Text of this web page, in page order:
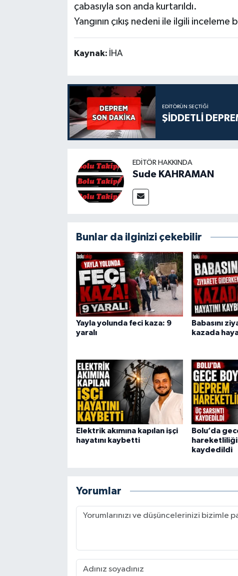
çabasıyla son anda kurtarıldı.
Yangının çıkış nedeni ile ilgili inceleme
Kaynak: İHA
EDITÖRÜN SEÇTIĞI
ŞİDDETLİ
EDITÖR HAKKINDA
Sude KAHRAMAN
Bunlar da ilginizi çekebilir
Yayla yolunda feci kaza: 9
yaralı
Babasını
kazada
Elektrik akımına kapılan işçi
hayatını kaybetti
Bolu’da
hareketliliği:
kaydedildi
Yorumlar